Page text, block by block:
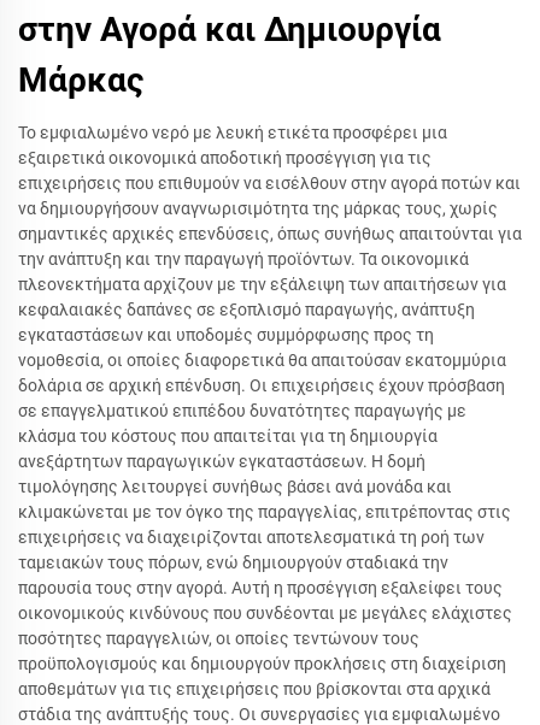
στην Αγορά και Δημιουργία
Μάρκας
Το εμφιαλωμένο νερό με λευκή ετικέτα προσφέρει μια
εξαιρετικά οικονομικά αποδοτική προσέγγιση για τις
επιχειρήσεις που επιθυμούν να εισέλθουν στην αγορά ποτών και
να δημιουργήσουν αναγνωρισιμότητα της μάρκας τους, χωρίς
σημαντικές αρχικές επενδύσεις, όπως συνήθως απαιτούνται για
την ανάπτυξη και την παραγωγή προϊόντων. Τα οικονομικά
πλεονεκτήματα αρχίζουν με την εξάλειψη των απαιτήσεων για
κεφαλαιακές δαπάνες σε εξοπλισμό παραγωγής, ανάπτυξη
εγκαταστάσεων και υποδομές συμμόρφωσης προς τη
νομοθεσία, οι οποίες διαφορετικά θα απαιτούσαν εκατομμύρια
δολάρια σε αρχική επένδυση. Οι επιχειρήσεις έχουν πρόσβαση
σε επαγγελματικού επιπέδου δυνατότητες παραγωγής με
κλάσμα του κόστους που απαιτείται για τη δημιουργία
ανεξάρτητων παραγωγικών εγκαταστάσεων. Η δομή
τιμολόγησης λειτουργεί συνήθως βάσει ανά μονάδα και
κλιμακώνεται με τον όγκο της παραγγελίας, επιτρέποντας στις
επιχειρήσεις να διαχειρίζονται αποτελεσματικά τη ροή των
ταμειακών τους πόρων, ενώ δημιουργούν σταδιακά την
παρουσία τους στην αγορά. Αυτή η προσέγγιση εξαλείφει τους
οικονομικούς κινδύνους που συνδέονται με μεγάλες ελάχιστες
ποσότητες παραγγελιών, οι οποίες τεντώνουν τους
προϋπολογισμούς και δημιουργούν προκλήσεις στη διαχείριση
αποθεμάτων για τις επιχειρήσεις που βρίσκονται στα αρχικά
στάδια της ανάπτυξής τους. Οι συνεργασίες για εμφιαλωμένο